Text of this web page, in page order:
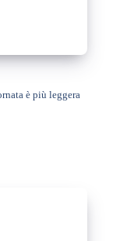
è più leggera